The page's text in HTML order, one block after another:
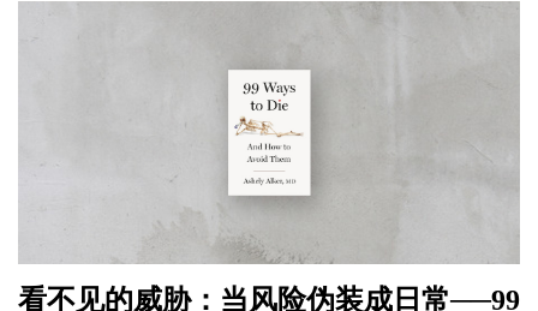
看不见的威胁：当风险伪装成日常──99